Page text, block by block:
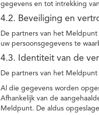
gegevens en tot intrekking
4.2. Beveiliging en
De partners van het
uw persoonsgegevens te
4.3. Identiteit van de
De partners van het
Al die gegevens worden
Afhankelijk van de
Meldpunt. De aldus